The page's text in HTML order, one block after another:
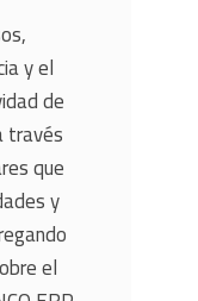
y el
de
través
que
y
el